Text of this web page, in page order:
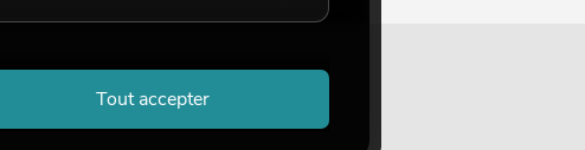
Tout accepter